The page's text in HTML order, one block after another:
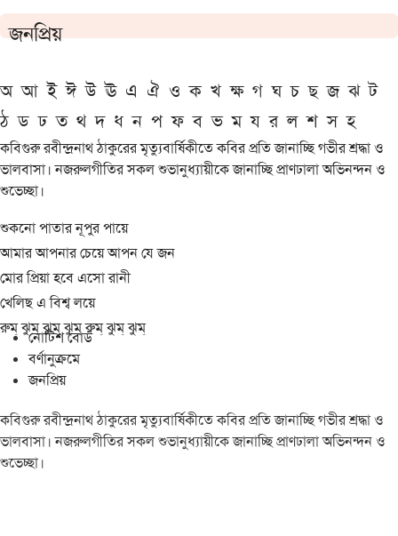
জনপ্রিয়
অ আ ই ঈ উ ঊ এ ঐ ও ক খ ক্ষ গ ঘ চ ছ জ ঝ ট
ঠ ড ঢ ত থ দ ধ ন প ফ ব ভ ম য র ল শ স হ
কবিগুরু রবীন্দ্রনাথ ঠাকুরের মৃত্যুবার্ষিকীতে কবির প্রতি জানাচ্ছি গভীর শ্রদ্ধা ও
ভালবাসা। নজরুলগীতির সকল শুভানুধ্যায়ীকে জানাচ্ছি প্রাণঢালা অভিনন্দন ও
শুভেচ্ছা।
শুকনো পাতার নূপুর পায়ে
আমার আপনার চেয়ে আপন যে জন
মোর প্রিয়া হবে এসো রানী
খেলিছ এ বিশ্ব লয়ে
রুম্ ঝুম্ ঝুম্ ঝুম্ রুম্ ঝুম্ ঝুম্
নোটিশ বোর্ড
বর্ণানুক্রমে
জনপ্রিয়
কবিগুরু রবীন্দ্রনাথ ঠাকুরের মৃত্যুবার্ষিকীতে কবির প্রতি জানাচ্ছি গভীর শ্রদ্ধা ও
ভালবাসা। নজরুলগীতির সকল শুভানুধ্যায়ীকে জানাচ্ছি প্রাণঢালা অভিনন্দন ও
শুভেচ্ছা।